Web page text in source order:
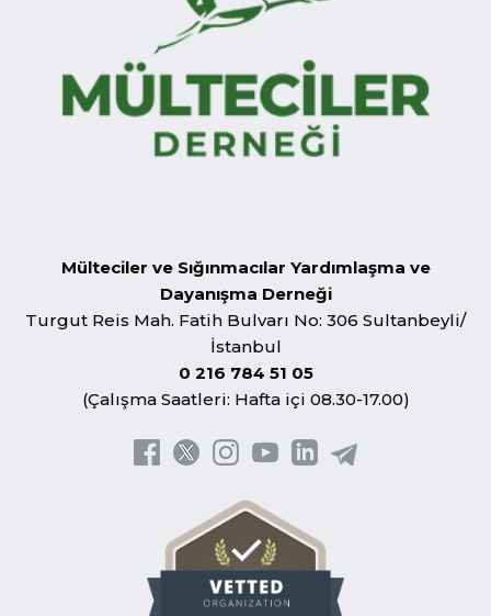
Mülteciler ve Sığınmacılar Yardımlaşma ve
Dayanışma Derneği
Turgut Reis Mah. Fatih Bulvarı No: 306 Sultanbeyli/
İstanbul
0 216 784 51 05
(Çalışma Saatleri: Hafta içi 08.30-17.00)